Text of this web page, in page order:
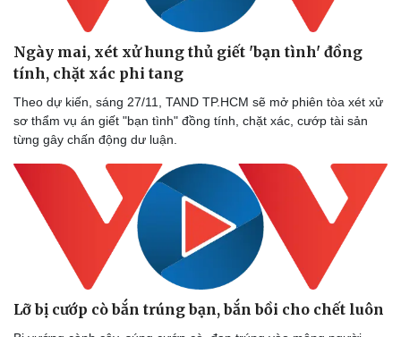
Thể thao
Bóng đá
Lịch thi đấu bóng đá
Thế giới thể thao
eSports
Ô tô - Xe máy
Xe máy
Tư vấn
Ngày mai, xét xử hung thủ giết 'bạn tình' đồng
tính, chặt xác phi tang
Theo dự kiến, sáng 27/11, TAND TP.HCM sẽ mở phiên tòa xét xử
sơ thẩm vụ án giết "bạn tình" đồng tính, chặt xác, cướp tài sản
từng gây chấn động dư luận.
Lỡ bị cướp cò bắn trúng bạn, bắn bồi cho chết luôn